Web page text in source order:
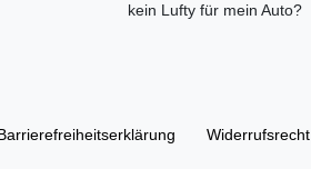
kein Lufty für mein Auto?
Widerrufs­recht